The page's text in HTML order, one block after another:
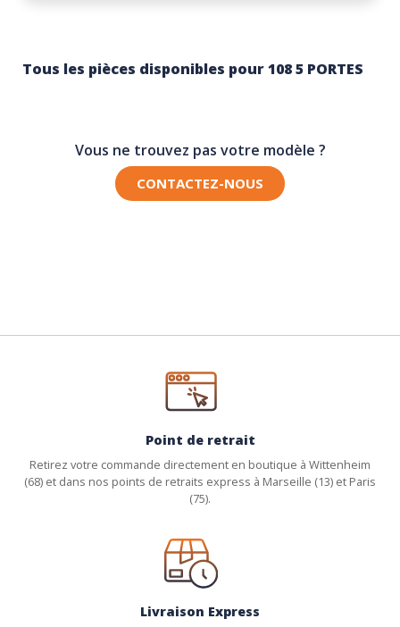
Tous les pièces disponibles pour 108 5 PORTES
Vous ne trouvez pas votre modèle ?
CONTACTEZ-NOUS
Point de retrait
Retirez votre commande directement en boutique à Wittenheim
(68) et dans nos points de retraits express à Marseille (13) et Paris
(75).
Livraison Express